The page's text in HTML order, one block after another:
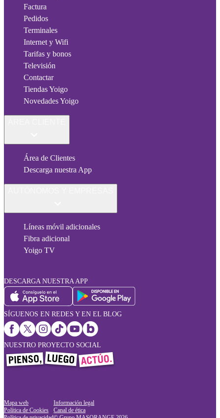
Factura
Pedidos
Terminales
Internet y Wifi
Tarifas y bonos
Televisión
Contactar
Tiendas Yoigo
Novedades Yoigo
Área de Clientes
Descarga nuestra App
Líneas móvil adicionales
Fibra adicional
Yoigo TV
DESCARGA NUESTRA APP
SÍGUENOS EN REDES Y EN EL BLOG
NUESTRO PROYECTO SOCIAL
Mapa web
Política de Cookies
Información legal
Canal de ética